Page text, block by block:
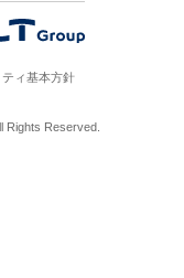
ィ基本方針
Rights Reserved.